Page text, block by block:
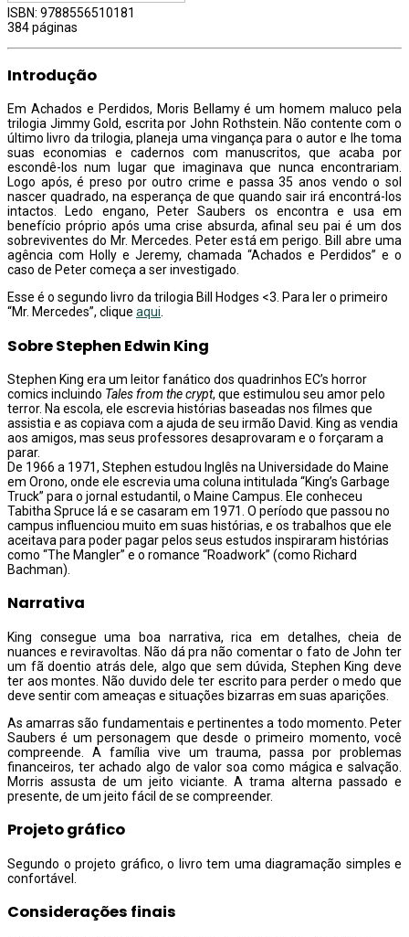
ISBN: 9788556510181
384 páginas
Introdução
Em Achados e Perdidos, Moris Bellamy é um homem maluco pela
trilogia Jimmy Gold, escrita por John Rothstein. Não contente com o
último livro da trilogia, planeja uma vingança para o autor e lhe toma
suas economias e cadernos com manuscritos, que acaba por
escondê-los num lugar que imaginava que nunca encontrariam.
Logo após, é preso por outro crime e passa 35 anos vendo o sol
nascer quadrado, na esperança de que quando sair irá encontrá-los
intactos. Ledo engano, Peter Saubers os encontra e usa em
benefício próprio após uma crise absurda, afinal seu pai é um dos
sobreviventes do Mr. Mercedes. Peter está em perigo. Bill abre uma
agência com Holly e Jeremy, chamada “Achados e Perdidos” e o
caso de Peter começa a ser investigado.
Esse é o segundo livro da trilogia Bill Hodges <3. Para ler o primeiro
“Mr. Mercedes”, clique aqui.
Sobre Stephen Edwin King
Stephen King era um leitor fanático dos quadrinhos EC’s horror
comics incluindo Tales from the crypt, que estimulou seu amor pelo
terror. Na escola, ele escrevia histórias baseadas nos filmes que
assistia e as copiava com a ajuda de seu irmão David. King as vendia
aos amigos, mas seus professores desaprovaram e o forçaram a
parar.
De 1966 a 1971, Stephen estudou Inglês na Universidade do Maine
em Orono, onde ele escrevia uma coluna intitulada “King’s Garbage
Truck” para o jornal estudantil, o Maine Campus. Ele conheceu
Tabitha Spruce lá e se casaram em 1971. O período que passou no
campus influenciou muito em suas histórias, e os trabalhos que ele
aceitava para poder pagar pelos seus estudos inspiraram histórias
como “The Mangler” e o romance “Roadwork” (como Richard
Bachman).
Narrativa
King consegue uma boa narrativa, rica em detalhes, cheia de
nuances e reviravoltas. Não dá pra não comentar o fato de John ter
um fã doentio atrás dele, algo que sem dúvida, Stephen King deve
ter aos montes. Não duvido dele ter escrito para perder o medo que
deve sentir com ameaças e situações bizarras em suas aparições.
As amarras são fundamentais e pertinentes a todo momento. Peter
Saubers é um personagem que desde o primeiro momento, você
compreende. A família vive um trauma, passa por problemas
financeiros, ter achado algo de valor soa como mágica e salvação.
Morris assusta de um jeito viciante. A trama alterna passado e
presente, de um jeito fácil de se compreender.
Projeto gráfico
Segundo o projeto gráfico, o livro tem uma diagramação simples e
confortável.
Considerações finais